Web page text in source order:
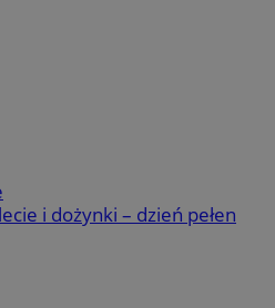
i dożynki – dzień pełen